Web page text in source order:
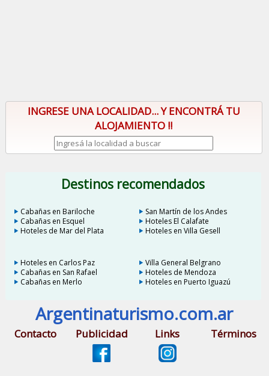
INGRESE UNA LOCALIDAD... Y ENCONTRÁ TU
ALOJAMIENTO !!
Destinos recomendados
Cabañas en Bariloche
San Martín de los Andes
Cabañas en Esquel
Hoteles El Calafate
Hoteles de Mar del Plata
Hoteles en Villa Gesell
Hoteles en Carlos Paz
Villa General Belgrano
Cabañas en San Rafael
Hoteles de Mendoza
Cabañas en Merlo
Hoteles en Puerto Iguazú
Argentinaturismo.com.ar
Contacto Publicidad Links Términos